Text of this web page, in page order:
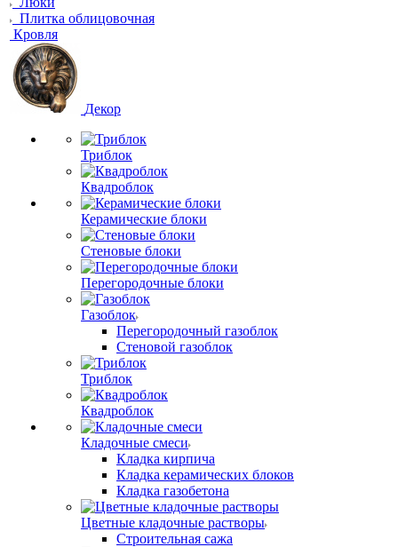
Плитка облицовочная
Кровля
Декор
Триблок
Квадроблок
Керамические блоки
Стеновые блоки
Перегородочные блоки
Газоблок
Перегородочный газоблок
Стеновой газоблок
Триблок
Квадроблок
Кладочные смеси
Кладка кирпича
Кладка керамических блоков
Кладка газобетона
Цветные кладочные растворы
Строительная сажа